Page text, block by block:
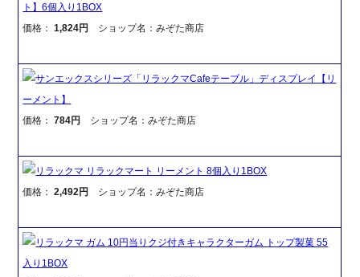
ト】6個入り1BOX
価格：1,824円 ショップ名：みぞた商店
サンエックスシリーズ「リラックマCafeテーブル」ディスプレイ【リ
ーメント】
価格：784円 ショップ名：みぞた商店
リラックマ リラックマート リーメント 8個入り1BOX
価格：2,492円 ショップ名：みぞた商店
リラックマ ガム 10円当りクジ付きキャラクターガム トップ製菓 55
入り1BOX